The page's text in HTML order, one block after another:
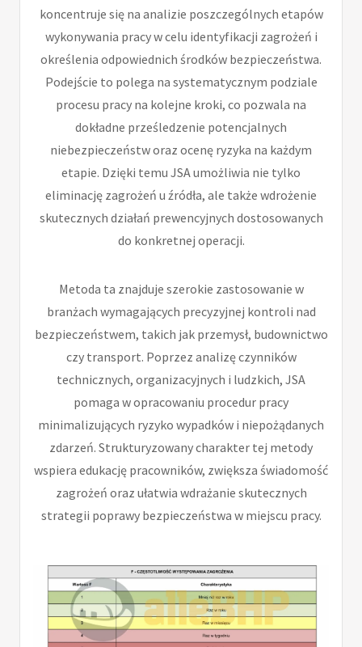
koncentruje się na analizie poszczególnych etapów
wykonywania pracy w celu identyfikacji zagrożeń i
określenia odpowiednich środków bezpieczeństwa.
Podejście to polega na systematycznym podziale
procesu pracy na kolejne kroki, co pozwala na
dokładne prześledzenie potencjalnych
niebezpieczeństw oraz ocenę ryzyka na każdym
etapie. Dzięki temu JSA umożliwia nie tylko
eliminację zagrożeń u źródła, ale także wdrożenie
skutecznych działań prewencyjnych dostosowanych
do konkretnej operacji.
Metoda ta znajduje szerokie zastosowanie w
branżach wymagających precyzyjnej kontroli nad
bezpieczeństwem, takich jak przemysł, budownictwo
czy transport. Poprzez analizę czynników
technicznych, organizacyjnych i ludzkich, JSA
pomaga w opracowaniu procedur pracy
minimalizujących ryzyko wypadków i niepożądanych
zdarzeń. Strukturyzowany charakter tej metody
wspiera edukację pracowników, zwiększa świadomość
zagrożeń oraz ułatwia wdrażanie skutecznych
strategii poprawy bezpieczeństwa w miejscu pracy.